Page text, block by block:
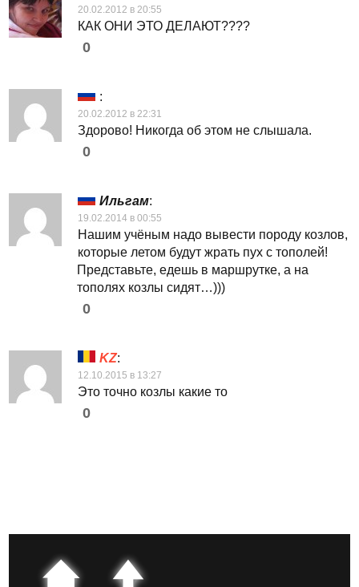
20.02.2012 в 20:55
КАК ОНИ ЭТО ДЕЛАЮТ????
0
:
20.02.2012 в 22:31
Здорово! Никогда об этом не слышала.
0
Ильгам:
19.02.2014 в 00:55
Нашим учёным надо вывести породу козлов,
которые летом будут жрать пух с тополей!
Представьте, едешь в маршрутке, а на
тополях козлы сидят…)))
0
KZ:
12.10.2015 в 13:27
Это точно козлы какие то
0